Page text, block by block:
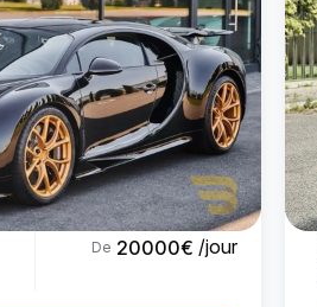
De 20000€ /jour